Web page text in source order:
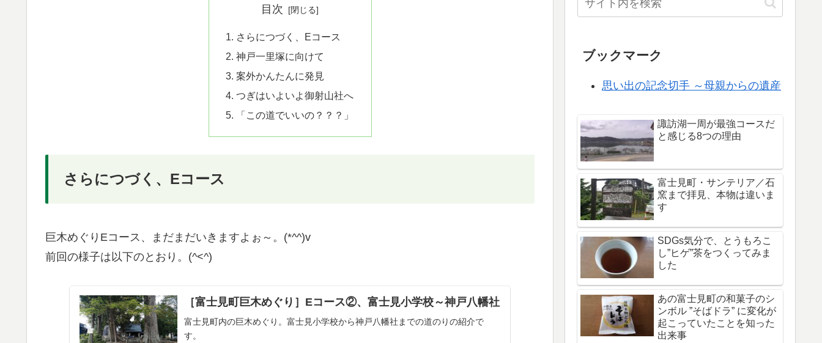
目次
さらにつづく、Eコース
神戸一里塚に向けて
案外かんたんに発見
つぎはいよいよ御射山社へ
「この道でいいの？？？」
さらにつづく、Eコース
巨木めぐりEコース、まだまだいきますよぉ～。(*^^)v
前回の様子は以下のとおり。(^<^)
［富士見町巨木めぐり］Eコース②、富士見小学校～神戸八幡社
富士見町内の巨木めぐり。富士見小学校から神戸八幡社までの道のりの紹介で
す。
ブックマーク
思い出の記念切手 ～母親からの遺産
諏訪湖一周が最強コースだ
と感じる8つの理由
富士見町・サンテリア／石
窯まで拝見、本物は違いま
す
SDGs気分で、とうもろこ
し”ヒゲ”茶をつくってみま
した
あの富士見町の和菓子のシ
ンボル ”そばドラ” に変化が
起こっていたことを知った
出来事